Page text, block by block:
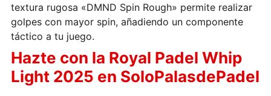
textura rugosa «DMND Spin Rough» permite realizar
golpes con mayor spin, añadiendo un componente
táctico a tu juego.
Hazte con la Royal Padel Whip
Light 2025 en SoloPalasdePadel